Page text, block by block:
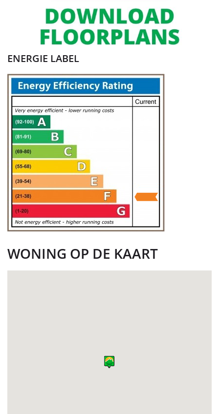
ENERGIE LABEL
WONING OP DE KAART